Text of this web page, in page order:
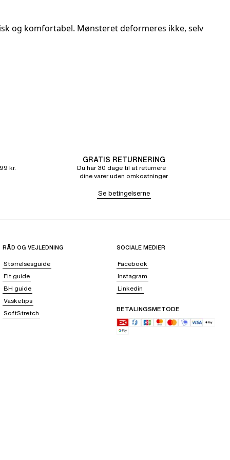
og komfortabel. Mønsteret deformeres ikke, selv
kr.
GRATIS RETURNERING
Du har 30 dage til at returnere
dine varer uden omkostninger
Se betingelserne
RÅD OG VEJLEDNING
Størrelsesguide
Fit guide
BH guide
Vasketips
SoftStretch
SOCIALE MEDIER
Facebook
Instagram
Linkedin
BETALINGSMETODE